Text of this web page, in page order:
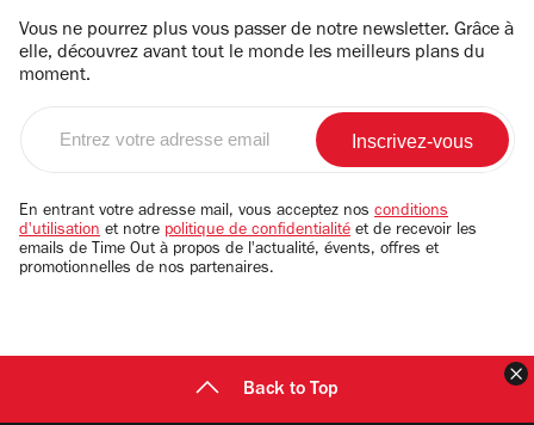
Vous ne pourrez plus vous passer de notre newsletter. Grâce à
elle, découvrez avant tout le monde les meilleurs plans du
moment.
email
En entrant votre adresse mail, vous acceptez nos conditions
d'utilisation et notre politique de confidentialité et de recevoir les
emails de Time Out à propos de l'actualité, évents, offres et
promotionnelles de nos partenaires.
Back to Top